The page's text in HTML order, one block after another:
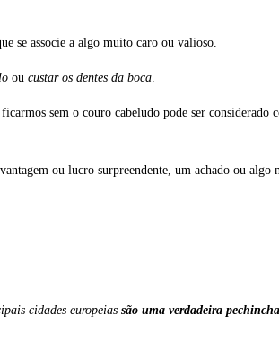
se associe a algo muito caro ou valioso.
ou custar os dentes da boca.
sem o couro cabeludo pode ser
ou lucro surpreendente, um achado ou algo
cidades europeias são uma verdadeira pechincha